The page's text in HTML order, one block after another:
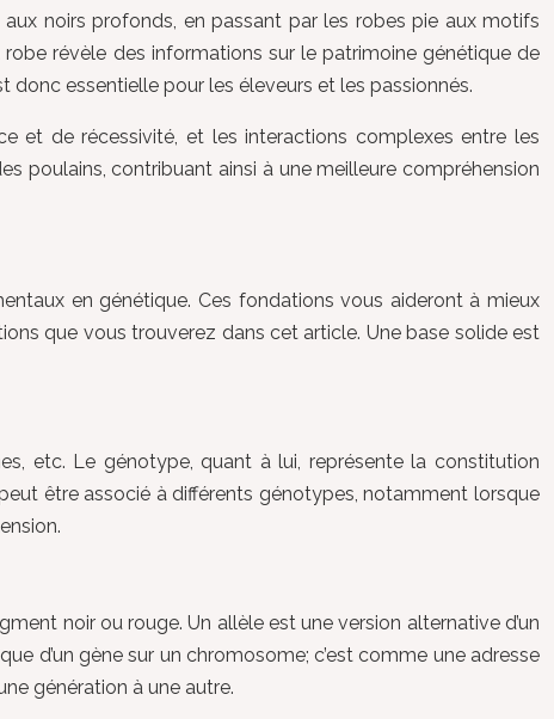
noirs profonds, en passant par les robes pie aux motifs
révèle des informations sur le patrimoine génétique de
essentielle pour les éleveurs et les passionnés.
et de récessivité, et les interactions complexes entre les
poulains, contribuant ainsi à une meilleure compréhension
en génétique. Ces fondations vous aideront à mieux
que vous trouverez dans cet article. Une base solide est
etc. Le génotype, quant à lui, représente la constitution
être associé à différents génotypes, notamment lorsque
noir ou rouge. Un allèle est une version alternative d’un
d’un gène sur un chromosome; c’est comme une adresse
génération à une autre.